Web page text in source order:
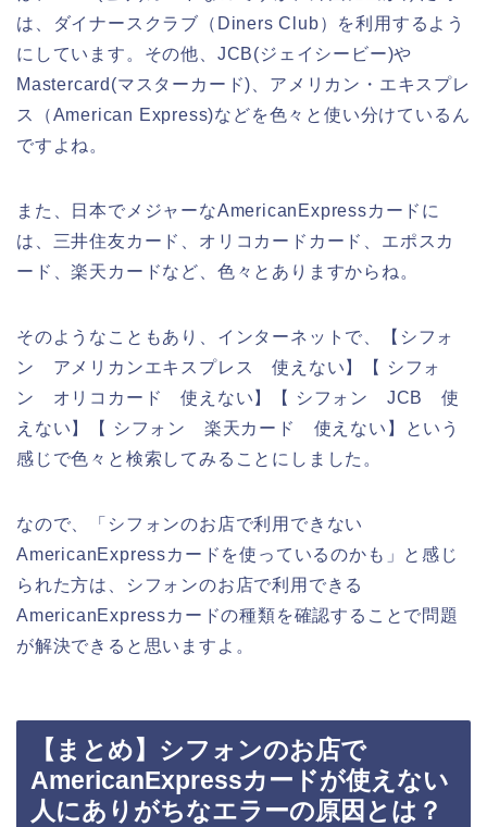
は、ダイナースクラブ（Diners Club）を利用するよう
にしています。その他、JCB(ジェイシービー)や
Mastercard(マスターカード)、アメリカン・エキスプレ
ス（American Express)などを色々と使い分けているん
ですよね。
また、日本でメジャーなAmericanExpressカードに
は、三井住友カード、オリコカードカード、エポスカ
ード、楽天カードなど、色々とありますからね。
そのようなこともあり、インターネットで、【シフォ
ン アメリカンエキスプレス 使えない】【 シフォ
ン オリコカード 使えない】【 シフォン JCB 使
えない】【 シフォン 楽天カード 使えない】という
感じで色々と検索してみることにしました。
なので、「シフォンのお店で利用できない
AmericanExpressカードを使っているのかも」と感じ
られた方は、シフォンのお店で利用できる
AmericanExpressカードの種類を確認することで問題
が解決できると思いますよ。
【まとめ】シフォンのお店で
AmericanExpressカードが使えない
人にありがちなエラーの原因とは？